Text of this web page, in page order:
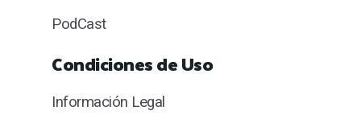
PodCast
Condiciones de Uso
Información Legal